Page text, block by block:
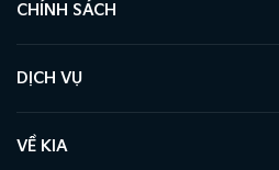
CHÍNH SÁCH
DỊCH VỤ
VỀ KIA